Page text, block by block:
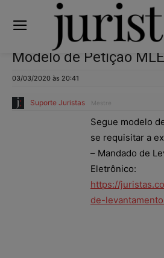
Modelo de Petição MLE
03/03/2020 às 20:41
Suporte Juristas Mestre
Segue modelo
se requisitar a
– Mandado de
Eletrônico:
https://
de-